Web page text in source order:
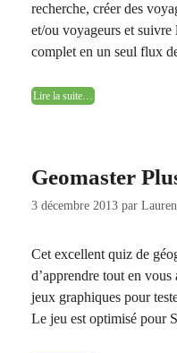
recherche, créer des
et/ou voyageurs et suivre
complet en un seul flux
Lire la suite…
Geomaster
3 décembre 2013 par
Cet excellent quiz de
d’apprendre tout en
jeux graphiques pour
Le jeu est optimisé pour